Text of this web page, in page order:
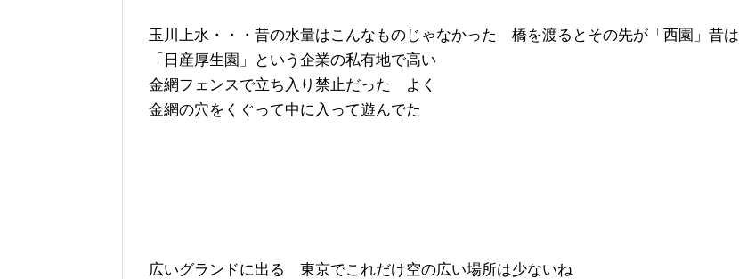
玉川上水・・・昔の水量はこんなものじゃなかった 橋を渡るとその先が「西園」昔は
「日産厚生園」
という企業の私有地で高い
金網フェンスで立ち入り禁止だった よく
金網の穴をくぐって中に入って遊んでた
広いグランドに出る 東京でこれだけ空の広い場所は少ないね